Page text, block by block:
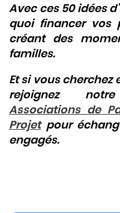
Avec ces 50 idées
quoi financer vos
créant des
familles.
Et si vous cherchez
rejoignez
Associations de
Projetpour
engagés.